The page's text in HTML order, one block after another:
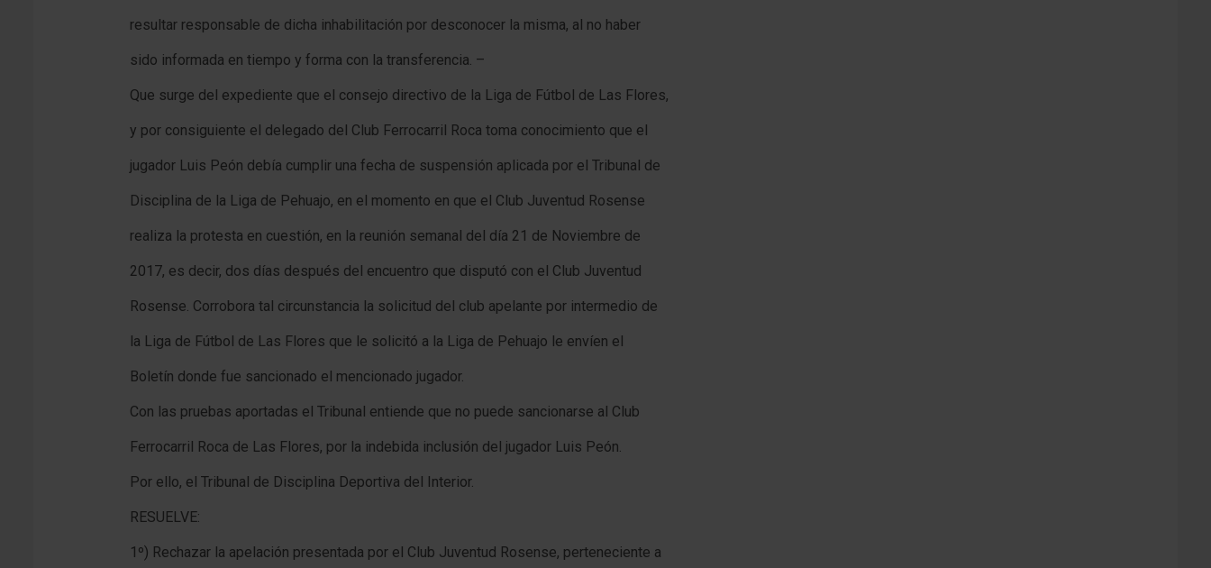
resultar responsable de dicha inhabilitación por desconocer la misma, al no haber
sido informada en tiempo y forma con la transferencia. –
Que surge del expediente que el consejo directivo de la Liga de Fútbol de Las Flores,
y por consiguiente el delegado del Club Ferrocarril Roca toma conocimiento que el
jugador Luis Peón debía cumplir una fecha de suspensión aplicada por el Tribunal de
Disciplina de la Liga de Pehuajo, en el momento en que el Club Juventud Rosense
realiza la protesta en cuestión, en la reunión semanal del día 21 de Noviembre de
2017, es decir, dos días después del encuentro que disputó con el Club Juventud
Rosense. Corrobora tal circunstancia la solicitud del club apelante por intermedio de
la Liga de Fútbol de Las Flores que le solicitó a la Liga de Pehuajo le envíen el
Boletín donde fue sancionado el mencionado jugador.
Con las pruebas aportadas el Tribunal entiende que no puede sancionarse al Club
Ferrocarril Roca de Las Flores, por la indebida inclusión del jugador Luis Peón.
Por ello, el Tribunal de Disciplina Deportiva del Interior.
RESUELVE:
1º) Rechazar la apelación presentada por el Club Juventud Rosense, perteneciente a